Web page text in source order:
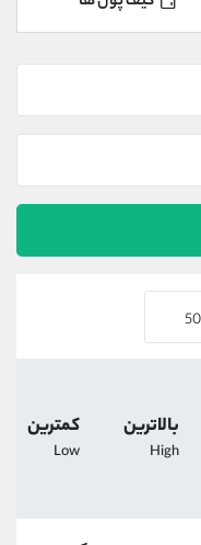
بالاترین
High
کمترین
Low